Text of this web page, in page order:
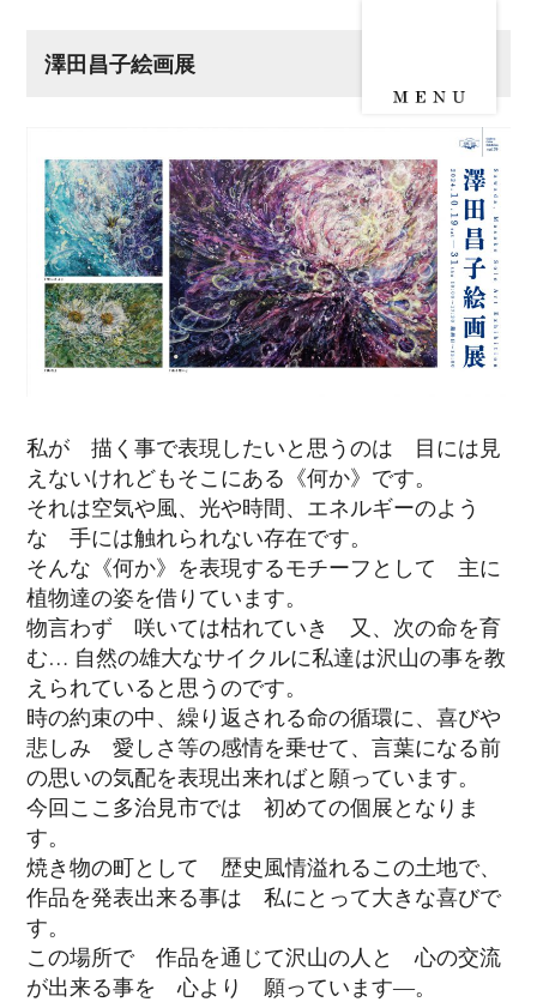
澤田昌子絵画展
私が 描く事で表現したいと思うのは 目には見
えないけれどもそこにある《何か》です。
それは空気や風、光や時間、エネルギーのよう
な 手には触れられない存在です。
そんな《何か》を表現するモチーフとして 主に
植物達の姿を借りています。
物言わず 咲いては枯れていき 又、次の命を育
む… 自然の雄大なサイクルに私達は沢山の事を教
えられていると思うのです。
時の約束の中、繰り返される命の循環に、喜びや
悲しみ 愛しさ等の感情を乗せて、言葉になる前
の思いの気配を表現出来ればと願っています。
今回ここ多治見市では 初めての個展となりま
す。
焼き物の町として 歴史風情溢れるこの土地で、
作品を発表出来る事は 私にとって大きな喜びで
す。
この場所で 作品を通じて沢山の人と 心の交流
が出来る事を 心より 願っています―。